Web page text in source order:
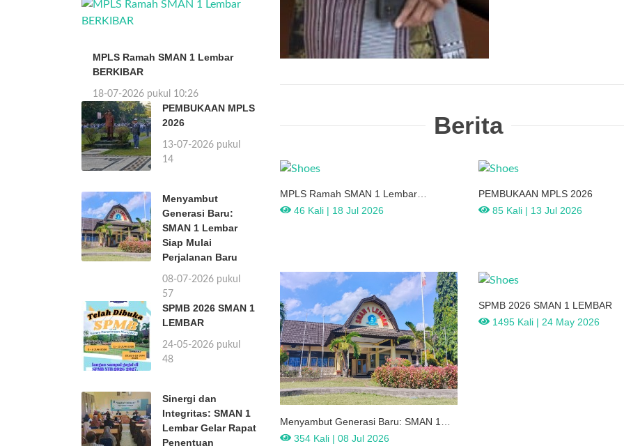
MPLS Ramah SMAN 1 Lembar
BERKIBAR
18-07-2026 pukul 10:26
PEMBUKAAN MPLS
2026
13-07-2026 pukul
21:14
Menyambut
Generasi Baru:
SMAN 1 Lembar
Siap Mulai
Perjalanan Baru
08-07-2026 pukul
20:57
SPMB 2026 SMAN 1
LEMBAR
24-05-2026 pukul
19:48
Sinergi dan
Integritas: SMAN 1
Lembar Gelar Rapat
Penentuan
Berita
MPLS Ramah SMAN 1 Lembar
BERKIBAR
46 Kali | 18 Jul 2026
PEMBUKAAN MPLS 2026
85 Kali | 13 Jul 2026
Menyambut Generasi Baru: SMAN 1
Lembar Siap Mulai Perjalanan
354 Kali | 08 Jul 2026
SPMB 2026 SMAN 1 LEMBAR
1495 Kali | 24 May 2026